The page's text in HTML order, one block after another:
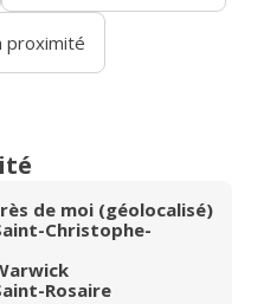
proximité
de moi (géolocalisé)
Christophe-
Rosaire